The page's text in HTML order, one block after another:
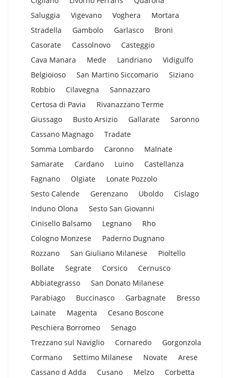
Saluggia
Vigevano Voghera
Mortara
Stradella
Gambolo Garlasco
Broni
Casorate
Cassolnovo
Casteggio
Cava Manara
Mede Landriano
Vidigulfo
Belgioioso
San Martino Siccomario
Siziano
Robbio
Cilavegna
Sannazzaro
Certosa di Pavia
Rivanazzano Terme
Giussago
Busto Arsizio Gallarate
Saronno
Cassano Magnago
Tradate
Somma Lombardo
Caronno
Malnate
Samarate
Cardano Luino
Castellanza
Fagnano
Olgiate
Lonate Pozzolo
Sesto Calende
Gerenzano Uboldo
Cislago
Induno Olona
Sesto San Giovanni
Cinisello Balsamo
Legnano
Rho
Cologno Monzese
Paderno Dugnano
Rozzano
San Giuliano Milanese
Pioltello
Bollate
Segrate Corsico
Cernusco
Abbiategrasso
San Donato Milanese
Parabiago
Buccinasco Garbagnate
Bresso
Lainate
Magenta
Cesano Boscone
Peschiera Borromeo
Senago
Trezzano sul Naviglio
Cornaredo
Gorgonzola
Cormano
Settimo Milanese Novate
Arese
Cassano d Adda
Cusano Melzo
Corbetta